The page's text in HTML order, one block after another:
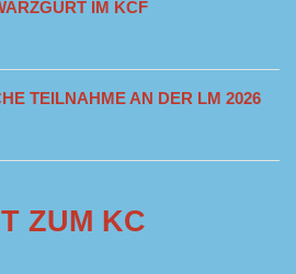
IM KCF
TEILNAHME AN DER LM 2026
ZUM KC